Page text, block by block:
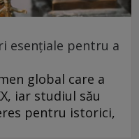
esențiale pentru a
global care a
iar studiul său
pentru istorici,